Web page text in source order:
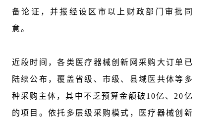
备论证 ，并报经设区市以上财政部门审批同
意。
近段时间，各类医疗器械创新网采购大订单已
陆续公布，覆盖省级、市级、县域医共体等多
种采购主体，其 中不乏预算金额破10亿、20亿
的项目。依托多层级采购模式，医疗器械创新